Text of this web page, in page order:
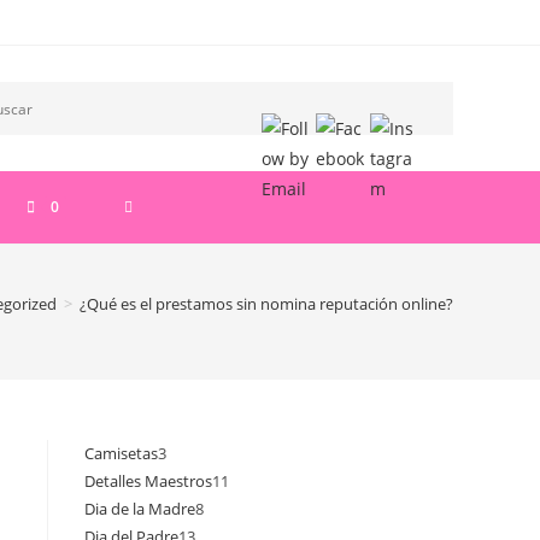
0 ALTERNAR
> ¿Qué es el prestamos sin nomina reputación online?
Camisetas33
productos
Detalles Maestros11
Dia de la Madre88